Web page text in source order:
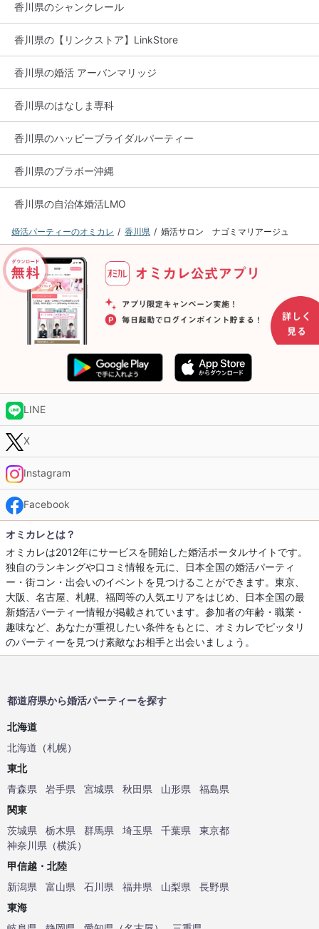
香川県のシャンクレール
香川県の【リンクストア】LinkStore
香川県の婚活 アーバンマリッジ
香川県のはなしま専科
香川県のハッピーブライダルパーティー
香川県のブラボー沖縄
香川県の自治体婚活LMO
婚活パーティーのオミカレ 香川県 婚活サロン ナゴミマリアージュ
LINE
X
Instagram
Facebook
オミカレとは？
オミカレは2012年にサービスを開始した婚活ポータルサイトです。
独自のランキングや口コミ情報を元に、日本全国の婚活パーティ
ー・街コン・出会いのイベントを見つけることができます。東京、
大阪、名古屋、札幌、福岡等の人気エリアをはじめ、日本全国の最
新婚活パーティー情報が掲載されています。参加者の年齢・職業・
趣味など、あなたが重視したい条件をもとに、オミカレでピッタリ
のパーティーを見つけ素敵なお相手と出会いましょう。
都道府県から婚活パーティーを探す
北海道
北海道 （札幌）
東北
青森県
岩手県 宮城県 秋田県 山形県
福島県
関東
茨城県
栃木県 群馬県 埼玉県 千葉県
東京都
神奈川県 （横浜）
甲信越・北陸
新潟県
富山県 石川県 福井県 山梨県
長野県
東海